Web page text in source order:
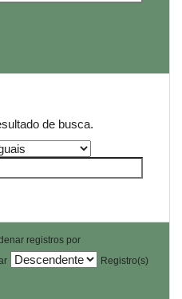
de busca.
registros por
Registro(s)